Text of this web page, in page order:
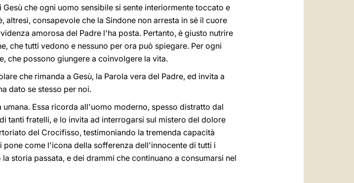
che ogni uomo sensibile si sente interiormente toccato e
consapevole che la Sindone non arresta in sé il cuore
amorosa del Padre l'ha posta. Pertanto, è giusto nutrire
che tutti vedono e nessuno per ora può spiegare. Per ogni
che possono giungere a coinvolgere la vita.
che rimanda a Gesù, la Parola vera del Padre, ed invita a
dato se stesso per noi.
Essa ricorda all'uomo moderno, spesso distratto dal
tanti fratelli, e lo invita ad interrogarsi sul mistero del dolore
del Crocifisso, testimoniando la tremenda capacità
come l'icona della sofferenza dell'innocente di tutti i
storia passata, e dei drammi che continuano a consumarsi nel